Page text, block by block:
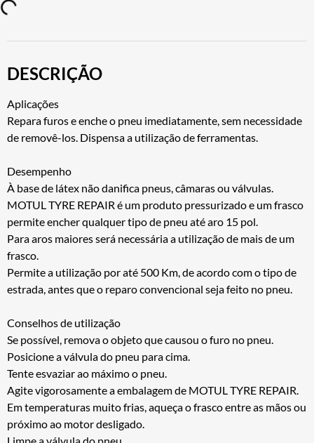
DESCRIÇÃO
Aplicações
Repara furos e enche o pneu imediatamente, sem necessidade
de removê-los. Dispensa a utilização de ferramentas.
Desempenho
À base de látex não danifica pneus, câmaras ou válvulas.
MOTUL TYRE REPAIR é um produto pressurizado e um frasco
permite encher qualquer tipo de pneu até aro 15 pol.
Para aros maiores será necessária a utilização de mais de um
frasco.
Permite a utilização por até 500 Km, de acordo com o tipo de
estrada, antes que o reparo convencional seja feito no pneu.
Conselhos de utilização
Se possível, remova o objeto que causou o furo no pneu.
Posicione a válvula do pneu para cima.
Tente esvaziar ao máximo o pneu.
Agite vigorosamente a embalagem de MOTUL TYRE REPAIR.
Em temperaturas muito frias, aqueça o frasco entre as mãos ou
próximo ao motor desligado.
Limpe a válvula do pneu.